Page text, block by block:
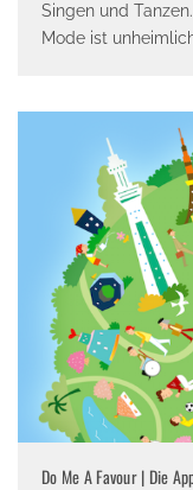
Singen und
Mode ist
Do Me A Favour | Die